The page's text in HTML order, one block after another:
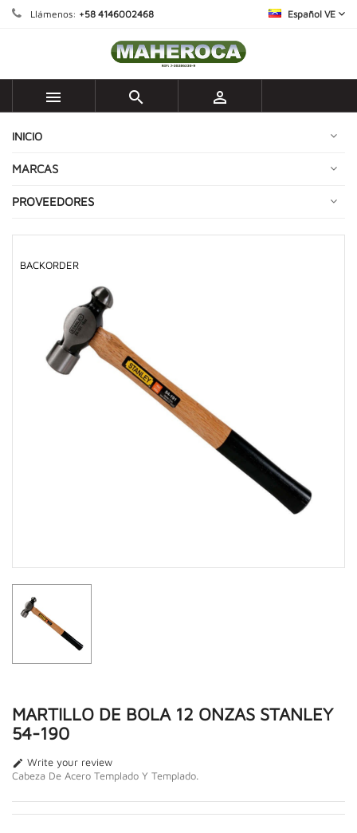
Llámenos: +58 4146002468 Español VE
  
INICIO
MARCAS
PROVEEDORES
BACKORDER
MARTILLO DE BOLA 12 ONZAS STANLEY
54-190
 Write your review
Cabeza De Acero Templado Y Templado.